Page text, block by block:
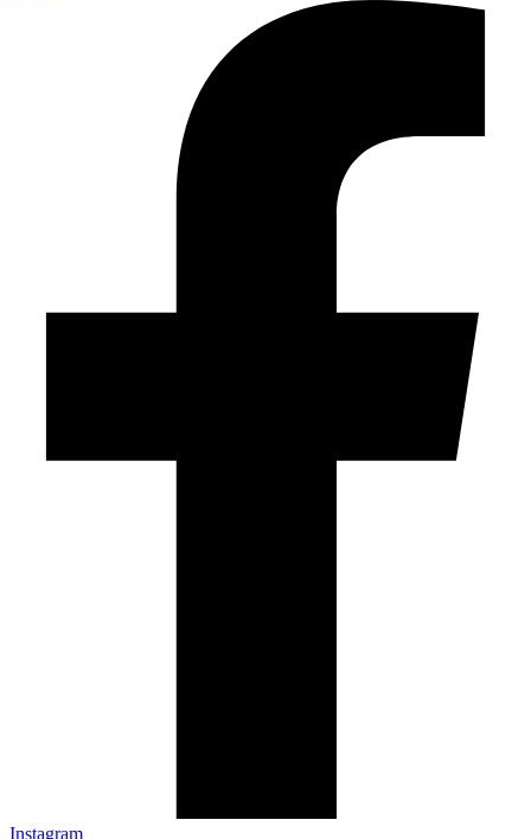
Instagram